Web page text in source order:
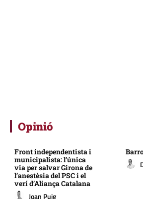
Opinió
Front independentista i
municipalista: l’única
via per salvar Girona de
l’anestèsia del PSC i el
verí d’Aliança Catalana
Joan Puig